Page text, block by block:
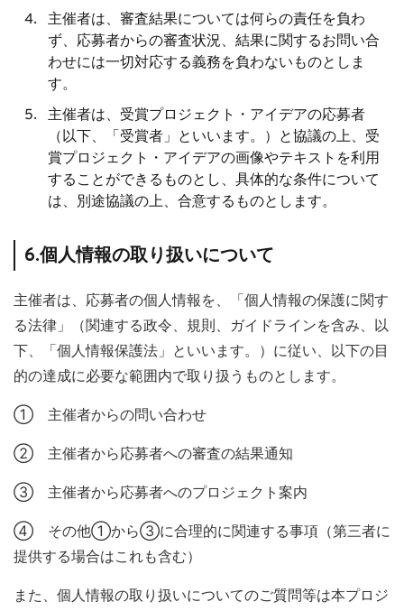
主催者は、審査結果については何らの責任を負わ
ず、応募者からの審査状況、結果に関するお問い合
わせには⼀切対応する義務を負わないものとしま
す。
主催者は、受賞プロジェクト・アイデアの応募者
（以下、「受賞者」といいます。）と協議の上、受
賞プロジェクト・アイデアの画像やテキストを利用
することができるものとし、具体的な条件について
は、別途協議の上、合意するものとします。
6.個人情報の取り扱いについて
主催者は、応募者の個人情報を、「個人情報の保護に関す
る法律」（関連する政令、規則、ガイドラインを含み、以
下、「個人情報保護法」といいます。）に従い、以下の目
的の達成に必要な範囲内で取り扱うものとします。
① 主催者からの問い合わせ
② 主催者から応募者への審査の結果通知
③ 主催者から応募者へのプロジェクト案内
④ その他①から③に合理的に関連する事項（第三者に
提供する場合はこれも含む）
また、個人情報の取り扱いについてのご質問等は本プロジ